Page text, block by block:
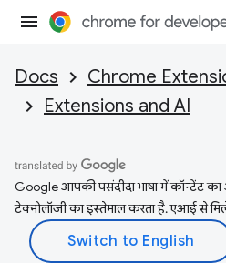
Docs
Chrome
Extensions and AI
Google आपकी पसंदीदा भाषा में कॉन्टेंट
टेक्नोलॉजी का इस्तेमाल करता है. एआई से